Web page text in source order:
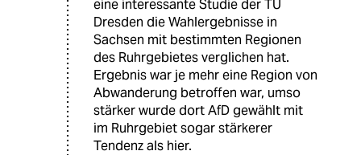
eine interessante Studie der TU
Dresden die Wahlergebnisse in
Sachsen mit bestimmten Regionen
des Ruhrgebietes verglichen hat.
Ergebnis war je mehr eine Region von
Abwanderung betroffen war, umso
stärker wurde dort AfD gewählt mit
im Ruhrgebiet sogar stärkerer
Tendenz als hier.